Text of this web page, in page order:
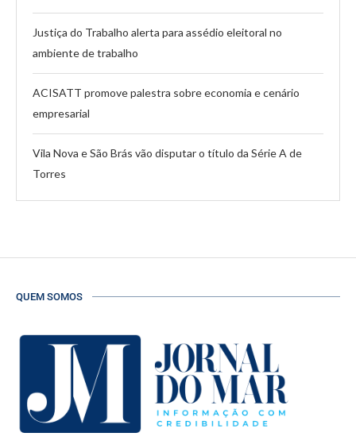
Justiça do Trabalho alerta para assédio eleitoral no
ambiente de trabalho
ACISATT promove palestra sobre economia e cenário
empresarial
Vila Nova e São Brás vão disputar o título da Série A de
Torres
QUEM SOMOS